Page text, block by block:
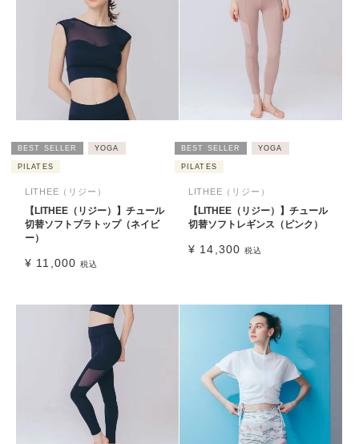
BEST SELLER YOGA
PILATES
LITHEE（リジー）
【LITHEE（リジー）】チュール
切替ソフトブラトップ（ネイビ
ー）
¥ 11,000 税込
BEST SELLER YOGA
PILATES
LITHEE（リジー）
【LITHEE（リジー）】チュール
切替ソフトレギンス（ピンク）
¥ 14,300 税込